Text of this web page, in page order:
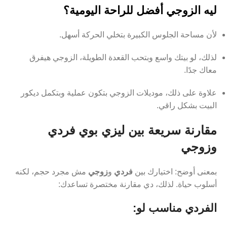
ليه الزوجي أفضل للراحة اليومية؟
لأن مساحة الجلوس الكبيرة بتخلي الحركة أسهل.
لذلك، لو بيتك واسع وبتحب القعدة الطويلة، الزوجي هيفرق
معاك جدًا.
علاوة على ذلك، موديلات الزوجي بتكون عملية وبتكمل ديكور
البيت بشكل راقي.
مقارنة سريعة بين ليزي بوي فردي
وزوجي
بمعنى أوضح: اختيارك بين فردي وزوجي مش مجرد حجم، لكنه
أسلوب حياة. لذلك، دي مقارنة مختصرة تساعدك:
الفردي مناسب لو: